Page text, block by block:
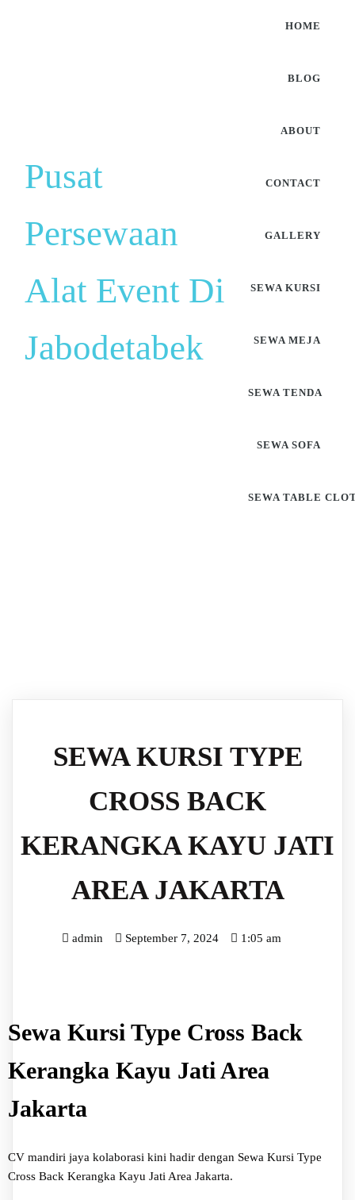
Pusat
Persewaan
Alat Event Di
Jabodetabek
HOME
BLOG
ABOUT
CONTACT
GALLERY
SEWA KURSI
SEWA MEJA
SEWA TENDA
SEWA SOFA
SEWA TABLE
SEWA KURSI TYPE
CROSS BACK
KERANGKA KAYU JATI
AREA JAKARTA
admin September 7, 2024 1:05 am
Sewa Kursi Type Cross Back
Kerangka Kayu Jati Area
Jakarta
CV mandiri jaya kolaborasi kini hadir dengan Sewa Kursi Type
Cross Back Kerangka Kayu Jati Area Jakarta.